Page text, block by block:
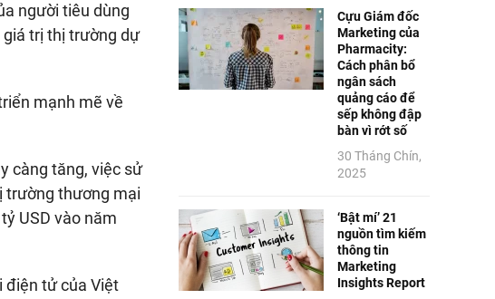
người tiêu dùng
trị thị trường dự
mạnh mẽ về
càng tăng, việc sử
trường thương mại
USD vào năm
điện tử của Việt
Cựu Giám đốc
Marketing của
Pharmacity:
Cách phân bổ
ngân sách
quảng cáo để
sếp không đập
bàn vì rớt số
30 Tháng Chín,
2025
‘Bật mí’ 21
nguồn tìm kiếm
thông tin
Marketing
Insights Report